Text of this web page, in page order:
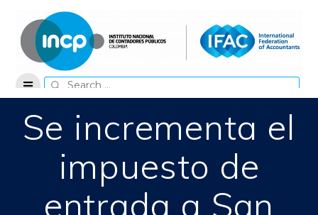
content
Search
for:
Se incrementa el
impuesto de
entrada a San